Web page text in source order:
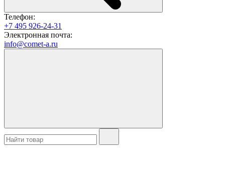
Телефон:
+7 495 926-24-31
Электронная почта:
info@comet-a.ru